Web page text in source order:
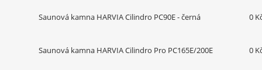
Saunová kamna HARVIA Cilindro PC90E - černá 0
Saunová kamna HARVIA Cilindro Pro PC165E/200E 0